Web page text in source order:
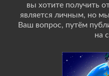
вы хотите получить
является личным, но
Ваш вопрос, путём
на